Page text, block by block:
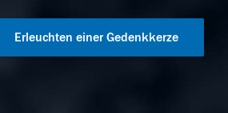
Erleuchten einer Gedenkkerze